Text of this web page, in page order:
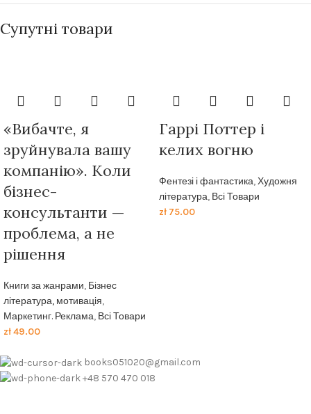
Супутні товари
«Вибачте, я
зруйнувала вашу
компанію». Коли
бізнес-
консультанти —
проблема, а не
рішення
Книги за жанрами, Бізнес
література, мотивація,
Маркетинг. Реклама, Всі Товари
zł49.00
Гаррі Поттер і
келих вогню
Фентезі і фантастика,Художня
література, Всі Товари
zł 75.00
books051020@gmail.com
+48 570 470 018